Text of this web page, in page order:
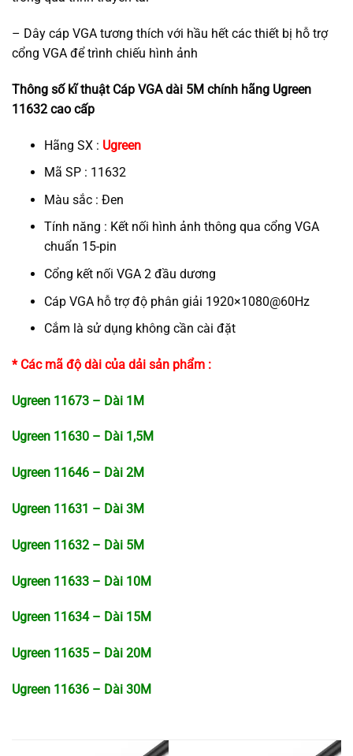
– Dây cáp VGA tương thích với hầu hết các thiết bị hỗ trợ
cổng VGA để trình chiếu hình ảnh
Thông số kĩ thuật Cáp VGA dài 5M chính hãng Ugreen
11632 cao cấp
Hãng SX : Ugreen
Mã SP : 11632
Màu sắc : Đen
Tính năng : Kết nối hình ảnh thông qua cổng VGA
chuẩn 15-pin
Cổng kết nối VGA 2 đầu dương
Cáp VGA hỗ trợ độ phân giải 1920×1080@60Hz
Cắm là sử dụng không cần cài đặt
* Các mã độ dài của dải sản phẩm :
Ugreen 11673 – Dài 1M
Ugreen 11630 – Dài 1,5M
Ugreen 11646 – Dài 2M
Ugreen 11631 – Dài 3M
Ugreen 11632 – Dài 5M
Ugreen 11633 – Dài 10M
Ugreen 11634 – Dài 15M
Ugreen 11635 – Dài 20M
Ugreen 11636 – Dài 30M